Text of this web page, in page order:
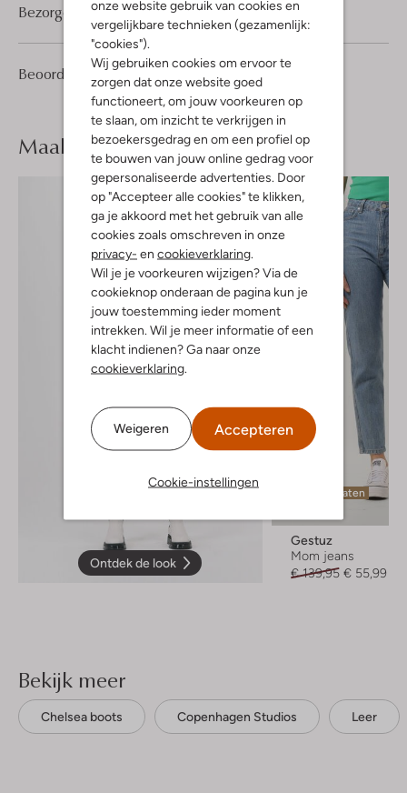
onze website gebruik van cookies en
vergelijkbare technieken (gezamenlijk:
"cookies").
Wij gebruiken cookies om ervoor te
zorgen dat onze website goed
functioneert, om jouw voorkeuren op
te slaan, om inzicht te verkrijgen in
bezoekersgedrag en om een profiel op
te bouwen van jouw online gedrag voor
gepersonaliseerde advertenties. Door
op "Accepteer alle cookies" te klikken,
ga je akkoord met het gebruik van alle
cookies zoals omschreven in onze
privacy- en cookieverklaring
Wil je je voorkeuren wijzigen? Via de
cookieknop onderaan de pagina kun je
jouw toestemming ieder moment
intrekken. Wil je meer informatie of een
klacht indienen? Ga naar onze
cookieverklaring
Weigeren Accepteren
Cookie-instellingen
Beoordelingen (12) 12
4
Sterren
Bezorgen & retourneren
Maak jelook compleet
Ontdek de look
Laatste maten
Gestuz
Mom jeans
€ 139,95 € 55,99
Bekijk meer
Chelsea boots Copenhagen Studios Leer